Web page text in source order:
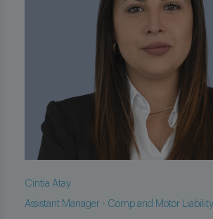
Cintia Atay
Assistant Manager - Comp and Motor Liability